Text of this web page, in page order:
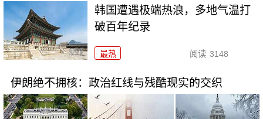
韩国遭遇极端热浪，多地气温打
破百年纪录
最热 阅读 3148
伊朗绝不拥核：政治红线与残酷现实的交织